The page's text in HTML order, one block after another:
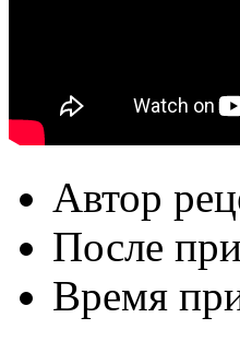
Автор
После
Время